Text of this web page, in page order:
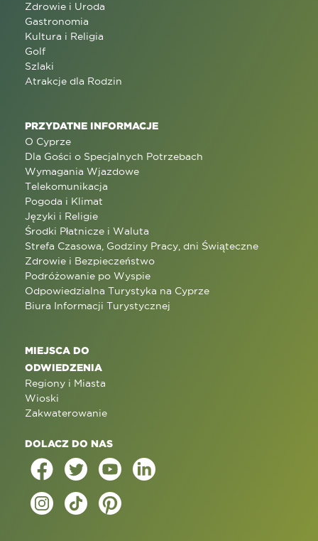
Zdrowie i Uroda
Gastronomia
Kultura i Religia
Golf
Szlaki
Atrakcje dla Rodzin
PRZYDATNE INFORMACJE
O Cyprze
Dla Gości o Specjalnych Potrzebach
Wymagania Wjazdowe
Telekomunikacja
Pogoda i Klimat
Języki i Religie
Środki Płatnicze i Waluta
Strefa Czasowa, Godziny Pracy, dni Świąteczne
Zdrowie i Bezpieczeństwo
Podróżowanie po Wyspie
Odpowiedzialna Turystyka na Cyprze
Biura Informacji Turystycznej
MIEJSCA DO
ODWIEDZENIA
Regiony i Miasta
Wioski
Zakwaterowanie
DOLACZ DO NAS